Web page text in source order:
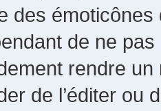
des
de ne
rendre
de l’éditer ou